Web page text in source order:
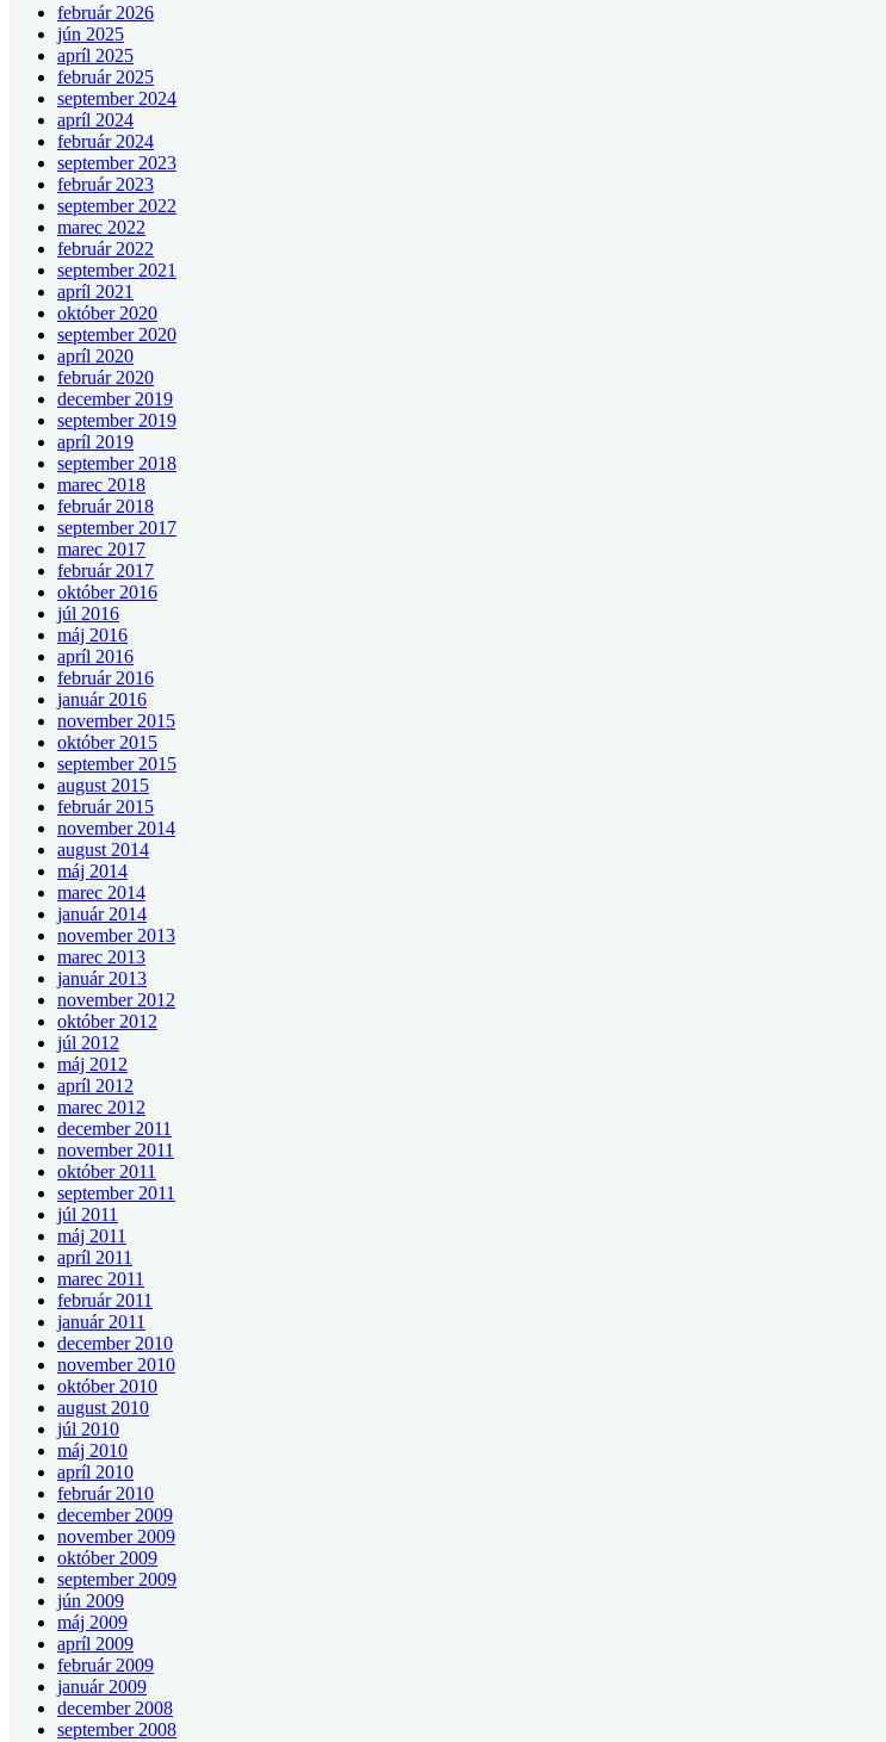
február 2026
jún 2025
apríl 2025
február 2025
september 2024
apríl 2024
február 2024
september 2023
február 2023
september 2022
marec 2022
február 2022
september 2021
apríl 2021
október 2020
september 2020
apríl 2020
február 2020
december 2019
september 2019
apríl 2019
september 2018
marec 2018
február 2018
september 2017
marec 2017
február 2017
október 2016
júl 2016
máj 2016
apríl 2016
február 2016
január 2016
november 2015
október 2015
september 2015
august 2015
február 2015
november 2014
august 2014
máj 2014
marec 2014
január 2014
november 2013
marec 2013
január 2013
november 2012
október 2012
júl 2012
máj 2012
apríl 2012
marec 2012
december 2011
november 2011
október 2011
september 2011
júl 2011
máj 2011
apríl 2011
marec 2011
február 2011
január 2011
december 2010
november 2010
október 2010
august 2010
júl 2010
máj 2010
apríl 2010
február 2010
december 2009
november 2009
október 2009
september 2009
jún 2009
máj 2009
apríl 2009
február 2009
január 2009
december 2008
september 2008